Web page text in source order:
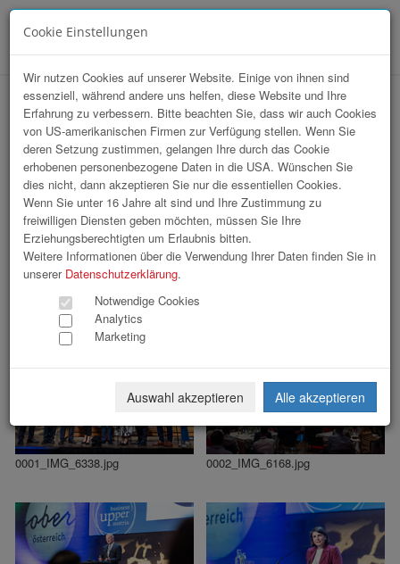
Business Upper Austria | Zukunftsforum
2026 Abendveranstaltung
48 Bilder
1
0001_IMG_6338.jpg 0002_IMG_6168.jpg
Cookie Einstellungen
Wir nutzen Cookies auf unserer Website. Einige von ihnen sind
essenziell, während andere uns helfen, diese Website und Ihre
Erfahrung zu verbessern. Bitte beachten Sie, dass wir auch Cookies
von US-amerikanischen Firmen zur Verfügung stellen. Wenn Sie
deren Setzung zustimmen, gelangen Ihre durch das Cookie
erhobenen personenbezogene Daten in die USA. Wünschen Sie
dies nicht, dann akzeptieren Sie nur die essentiellen Cookies.
Wenn Sie unter 16 Jahre alt sind und Ihre Zustimmung zu
freiwilligen Diensten geben möchten, müssen Sie Ihre
Erziehungsberechtigten um Erlaubnis bitten.
Weitere Informationen über die Verwendung Ihrer Daten finden Sie in
unserer Datenschutzerklärung.
Notwendige Cookies
Analytics
Marketing
Auswahl akzeptieren Alle akzeptieren